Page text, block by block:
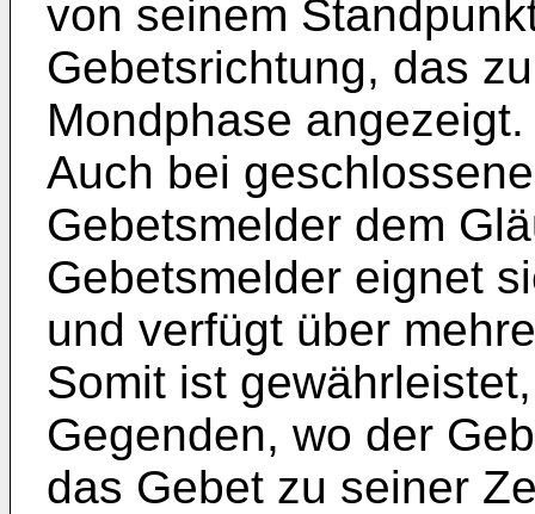
von seinem
Gebetsrichtung, das
Mondphase angezeigt.
Auch bei
Gebetsmelder dem
Gebetsmelder eignet
und verfügt über
Somit ist
Gegenden, wo der
das Gebet zu seiner